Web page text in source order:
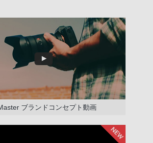
ブランドコンセプト動画